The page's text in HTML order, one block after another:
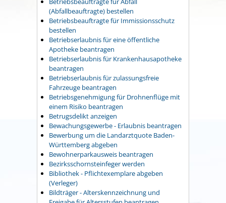
(Abfallbeauftragte) bestellen
Betriebsbeauftragte für Immissionsschutz
bestellen
Betriebserlaubnis für eine öffentliche
Apotheke beantragen
Betriebserlaubnis für Krankenhausapotheke
beantragen
Betriebserlaubnis für zulassungsfreie
Fahrzeuge beantragen
Betriebsgenehmigung für Drohnenflüge mit
einem Risiko beantragen
Betrugsdelikt anzeigen
Bewachungsgewerbe - Erlaubnis beantragen
Bewerbung um die Landarztquote Baden-
Württemberg abgeben
Bewohnerparkausweis beantragen
Bezirksschornsteinfeger werden
Bibliothek - Pflichtexemplare abgeben
(Verleger)
Bildträger - Alterskennzeichnung und